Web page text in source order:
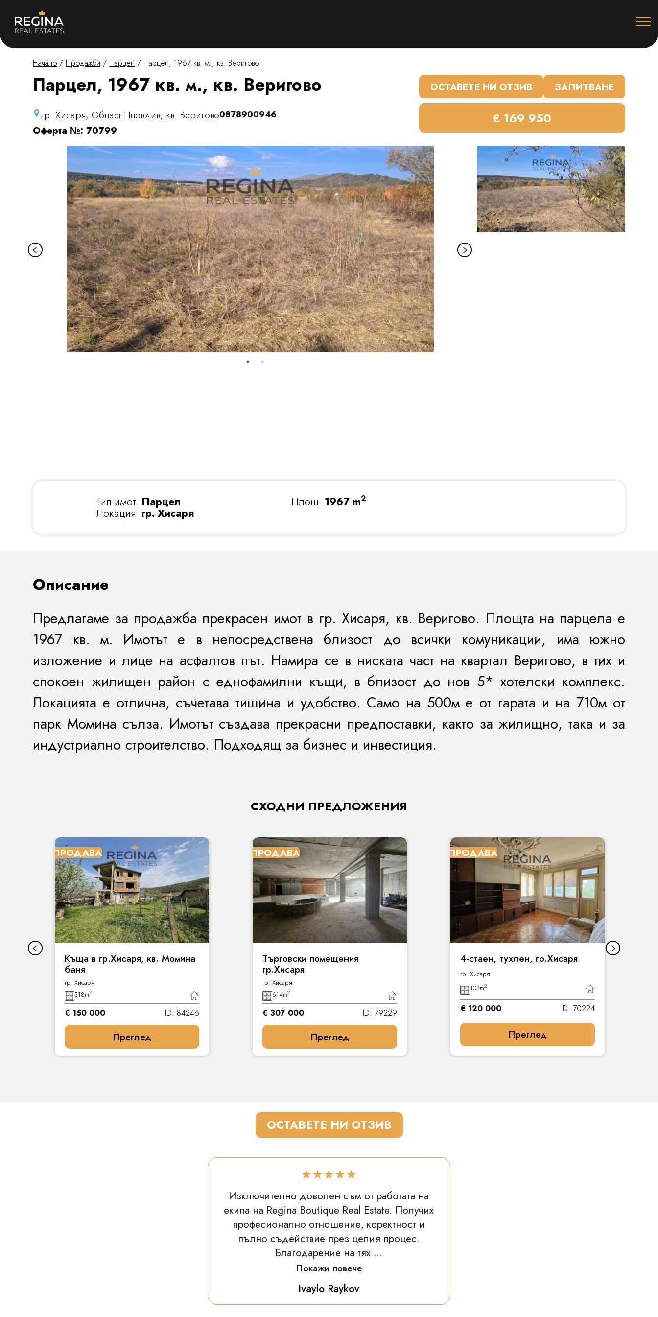
Начало / Продажби / Парцел / Парцел, 1967 кв. м., кв. Веригово
Парцел, 1967 кв. м., кв. Веригово
гр. Хисаря, Област Пловдив, кв. Веригово0878900946
Оферта №: 70799
ОСТАВЕТЕ НИ ОТЗИВ ЗАПИТВАНЕ
€ 169 950
Тип имот: Парцел
Локация: гр. Хисаря
Площ: 1967 m2
Описание
Предлагаме за продажба прекрасен имот в гр. Хисаря, кв. Веригово. Площта на парцела е
1967 кв.м. Имотъте в непосредствена близост до всички комуникации, има южно
изложение и лице на асфалтов път. Намира се в ниската част на квартал Веригово, в тих и
спокоен жилищен район с еднофамилни къщи, в близост до нов 5* хотелски комплекс.
Локацията е отлична, съчетава тишина и удобство. Само на 500м е от гарата и на 710м от
парк Момина сълза. Имотът създава прекрасни предпоставки, както за жилищно, така и за
индустриално строителство. Подходящ за бизнес и инвестиция.
СХОДНИ ПРЕДЛОЖЕНИЯ
ПРОДАВА
Къща в гр.Хисаря, кв. Момина
баня
гр. Хисаря
318m2
€ 150 000 ID: 84246
Преглед
ПРОДАВА
Търговски помещения
гр.Хисаря
гр. Хисаря
614m2
€ 307 000 ID: 79229
Преглед
ПРОДАВА
4-стаен, тухлен, гр.Хисаря
гр. Хисаря
103m2
€ 120 000 ID: 70224
Преглед
ОСТАВЕТЕ НИ ОТЗИВ
★★★★★
Изключително доволен съм от работата на
екипа на Regina Boutique Real Estate. Получих
професионално отношение, коректност и
пълно съдействие през целия процес.
Благодарение на тях ...
Покажи повече
Ivaylo Raykov